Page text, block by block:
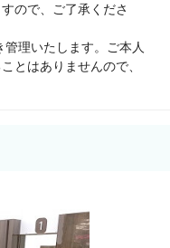
ので、ご了承くださ
管理いたします。ご本人
とはありませんので、